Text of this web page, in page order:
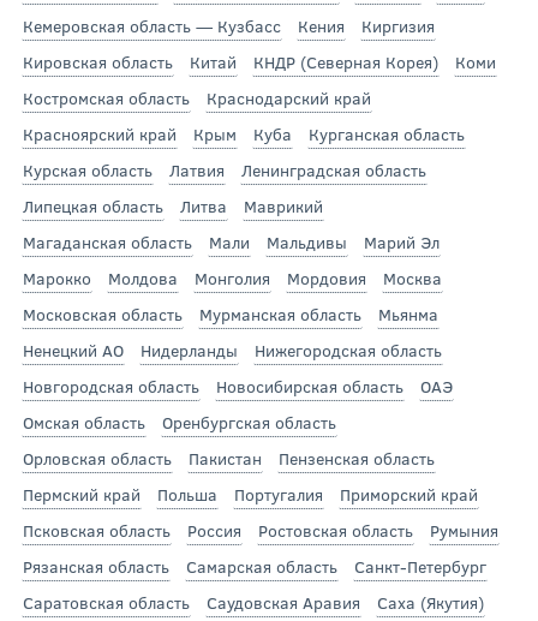
Кемеровская область — Кузбасс
Кения
Киргизия
Кировская область
Китай КНДР (Северная Корея)
Коми
Костромская область
Краснодарский край
Красноярский край
Крым Куба
Курганская область
Курская область
Латвия
Ленинградская область
Липецкая область
Литва
Маврикий
Магаданская область
Мали Мальдивы
Марий Эл
Марокко
Молдова Монголия Мордовия
Москва
Московская область
Мурманская область
Мьянма
Ненецкий АО
Нидерланды
Нижегородская область
Новгородская область
Новосибирская область
ОАЭ
Омская область
Оренбургская область
Орловская область
Пакистан
Пензенская область
Пермский край
Польша Португалия
Приморский край
Псковская область
Россия Ростовская область
Румыния
Рязанская область
Самарская область
Санкт-Петербург
Саратовская область
Саудовская Аравия
Саха (Якутия)